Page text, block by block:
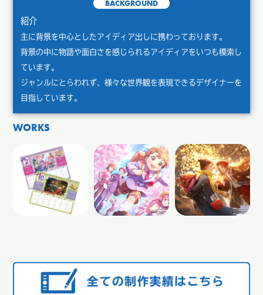
BACKGROUND
紹介
主に背景を中心としたアイディア出しに携わっております。
背景の中に物語や面白さを感じられるアイディアをいつも模索し
ています。
ジャンルにとらわれず、様々な世界観を表現できるデザイナーを
目指しています。
WORKS